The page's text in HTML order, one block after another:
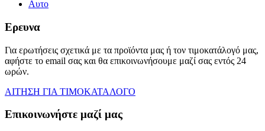
Αυτο
Ερευνα
Για ερωτήσεις σχετικά με τα προϊόντα μας ή τον τιμοκατάλογό μας,
αφήστε το email σας και θα επικοινωνήσουμε μαζί σας εντός 24
ωρών.
ΑΙΤΗΣΗ ΓΙΑ ΤΙΜΟΚΑΤΑΛΟΓΟ
Επικοινωνήστε μαζί μας